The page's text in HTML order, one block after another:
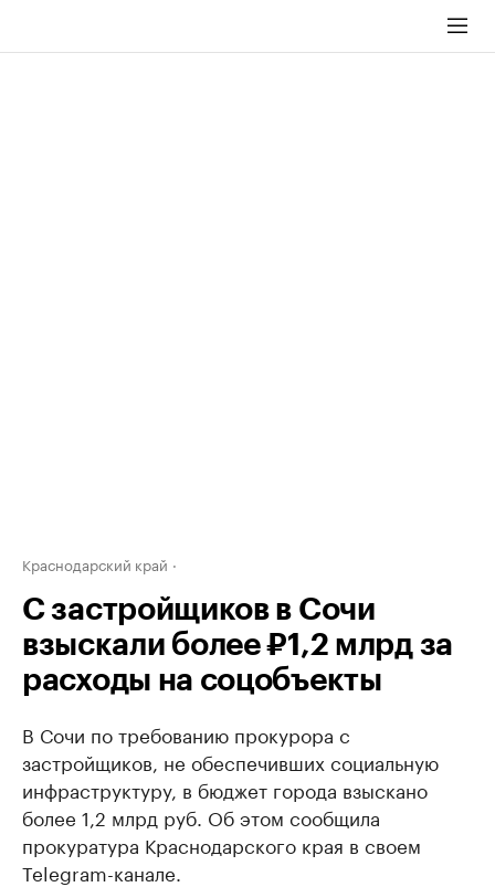
Краснодарский край
С застройщиков в Сочи
взыскали более ₽1,2 млрд за
расходы на соцобъекты
В Сочи по требованию прокурора с
застройщиков, не обеспечивших социальную
инфраструктуру, в бюджет города взыскано
более 1,2 млрд руб. Об этом сообщила
прокуратура Краснодарского края в своем
Telegram-канале.